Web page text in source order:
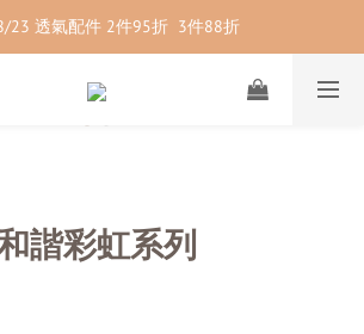
28-8/23 紳士內著 2件9折
23 透氣配件 2件95折  3件88折
7/28-8/23 紳士內著 2件9折
諧彩虹系列